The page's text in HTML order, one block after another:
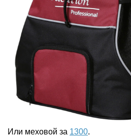
Или меховой за 1300.